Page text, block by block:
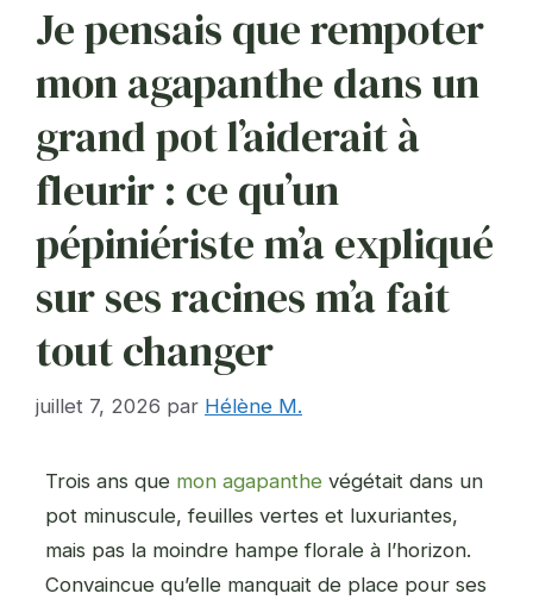
Je pensais que rempoter
mon agapanthe dans un
grand pot l’aiderait à
fleurir : ce qu’un
pépiniériste m’a expliqué
sur ses racines m’a fait
tout changer
juillet 7, 2026 par Hélène M.
Trois ans que mon agapanthe végétait dans un
pot minuscule, feuilles vertes et luxuriantes,
mais pas la moindre hampe florale à l’horizon.
Convaincue qu’elle manquait de place pour ses